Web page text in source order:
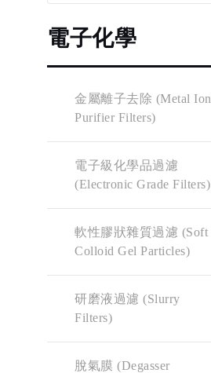
電子化學
金屬離子去除 (Metal Ion
Purifier Filters)
電子級化學品過濾
(Electronic Grade Filters)
軟性膠狀雜質過濾 (Soft
Colloid Gel Particles)
研磨液過濾 (Slurry
Filters)
脫氣膜 (Degasser